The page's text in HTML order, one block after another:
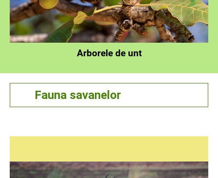
Arborele de unt
Fauna savanelor